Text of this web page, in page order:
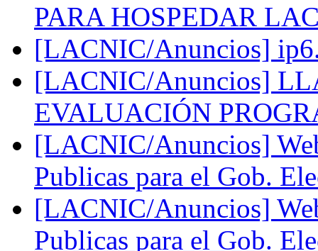
PARA HOSPEDAR
[LACNIC/Anuncios]
[LACNIC/Anuncios]
EVALUACIÓN
[LACNIC/Anuncios]
Publicas para el Gob.
[LACNIC/Anuncios]
Publicas para el Gob.